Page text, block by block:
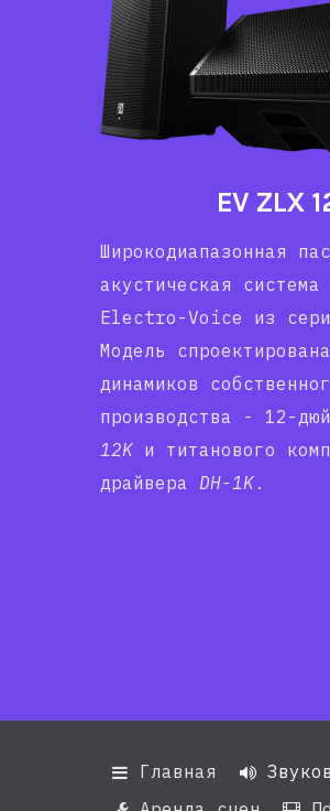
EV ZLX
Широкодиапазонная
акустическая система
Electro-Voice из
Модель
динамиков
производства - 12-
12K и титанового
драйвера DH-1K .
 Главная 